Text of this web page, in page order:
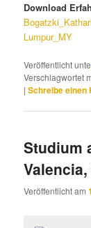
Download
Lumpur_MY
Veröffentlicht
Verschlagwortet
|Schreibe einen
Studium
Veröffentlicht am